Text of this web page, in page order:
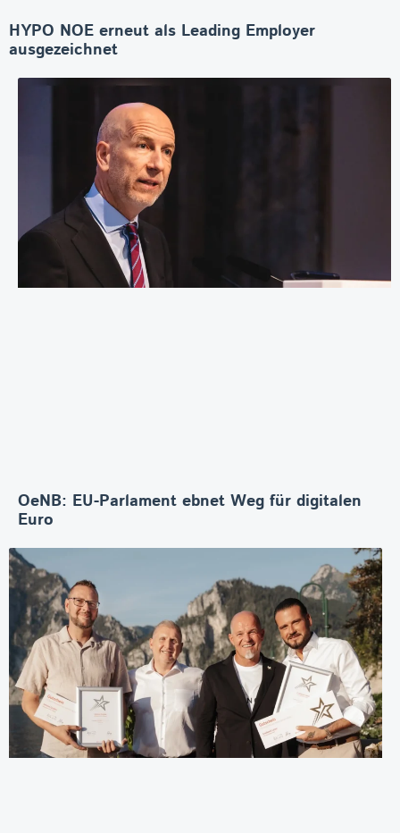
HYPO NOE erneut als Leading Employer
ausgezeichnet
OeNB: EU-Parlament ebnet Weg für digitalen
Euro